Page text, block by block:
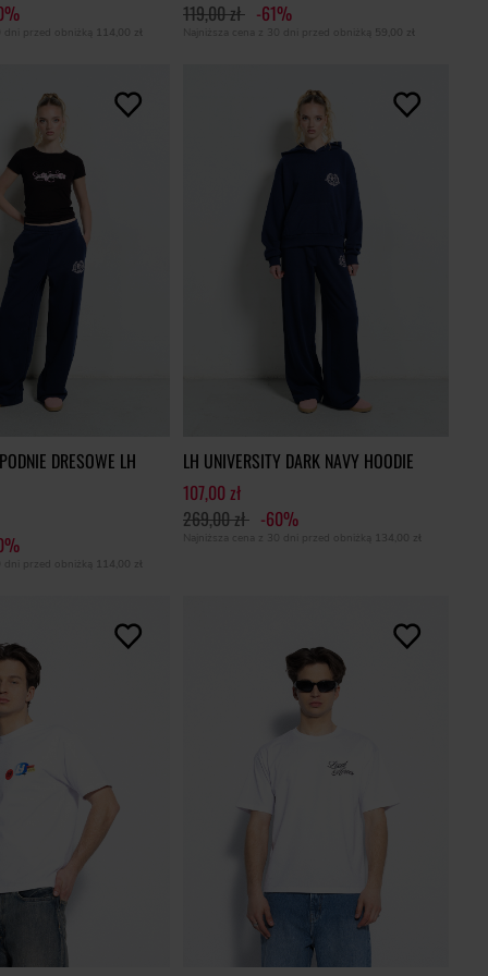
dni przed obniżką 114,00 zł
119,00 zł -61%
Najniższa cena z 30 dni przed obniżką 59,00 zł
DRESOWE LH
dni przed obniżką 114,00 zł
LH UNIVERSITY DARK NAVY HOODIE
107,00 zł
269,00 zł -60%
Najniższa cena z 30 dni przed obniżką 134,00 zł